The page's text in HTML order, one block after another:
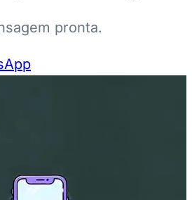
pronta.